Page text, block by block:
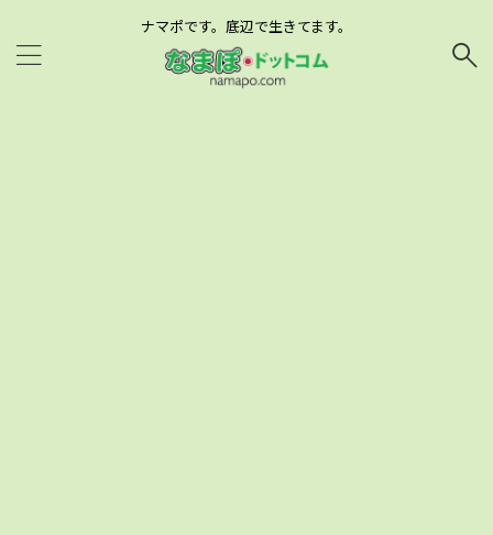
ナマポです。底辺で生きてます。